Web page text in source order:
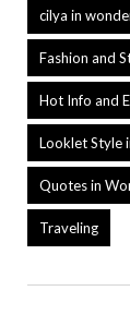
cilya in
Fashion and
Hot Info and
Looklet Style
Quotes in
Traveling